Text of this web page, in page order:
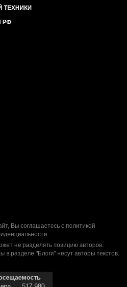
ТЕХНИКИ
РФ
Вы соглашаетесь с политикой
.
не разделять позицию авторов.
в разделе "Блоги" несут авторы текстов.